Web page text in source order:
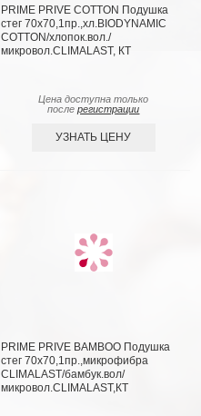
PRIME PRIVE COTTON Подушка
стег 70х70,1пр.,хл.BIODYNAMIC
COTTON/хлопок.вол./
микровол.CLIMALAST, КТ
Цена доступна только
послерегистрации
УЗНАТЬ ЦЕНУ
PRIME PRIVE BAMBOO Подушка
стег 70х70,1пр.,микрофибра
CLIMALAST/бамбук.вол/
микровол.CLIMALAST,КТ